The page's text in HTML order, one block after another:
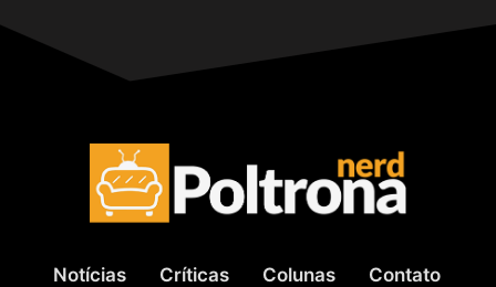
Notícias Críticas Colunas Contato